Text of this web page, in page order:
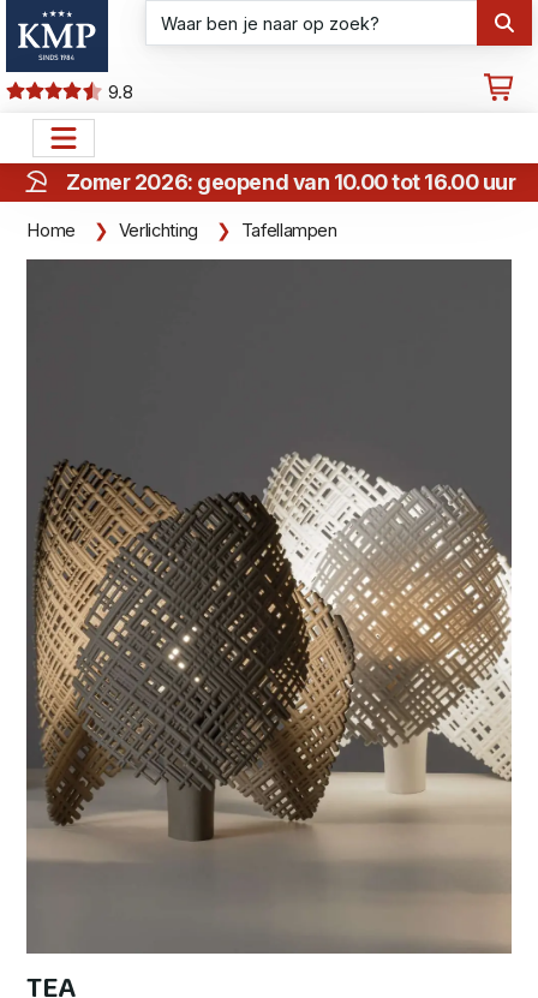
9.8
Zomer 2026: geopend van 10.00 tot 16.00 uur
Home Verlichting Tafellampen